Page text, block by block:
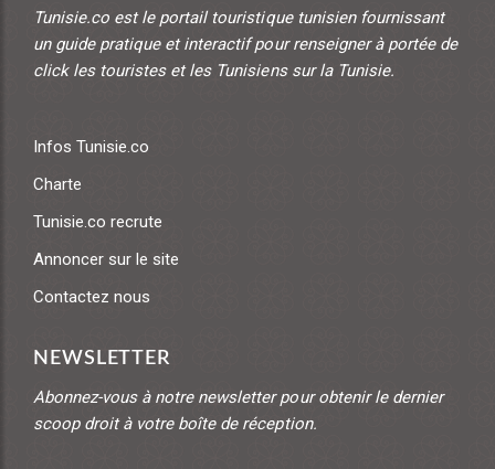
Tunisie.co est le portail touristique tunisien fournissant
un guide pratique et interactif pour renseigner à portée de
click les touristes et les Tunisiens sur la Tunisie.
Infos Tunisie.co
Charte
Tunisie.co recrute
Annoncer sur le site
Contactez nous
NEWSLETTER
Abonnez-vous à notre newsletter pour obtenir le dernier
scoop droit à votre boîte de réception.